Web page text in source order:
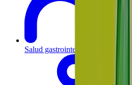
Salud gastrointestinal y metabólica